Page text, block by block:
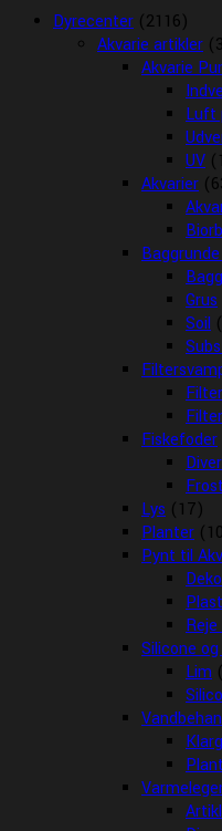
Dyrecenter (2116)
Akvarie artikler
Akvarie
Luft
UV
Akvarier
Grus
Soil
Fiskefoder
Lys (17)
Planter
Pynt til
Silicone
Lim